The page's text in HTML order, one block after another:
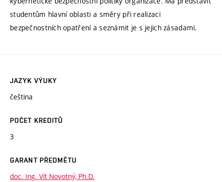
studentům hlavní oblasti a směry při realizaci
bezpečnostních opatření a seznámit je s jejich zásadami.
JAZYK VÝUKY
čeština
POČET KREDITŮ
3
GARANT PŘEDMĚTU
doc. Ing. Vít Novotný, Ph.D.